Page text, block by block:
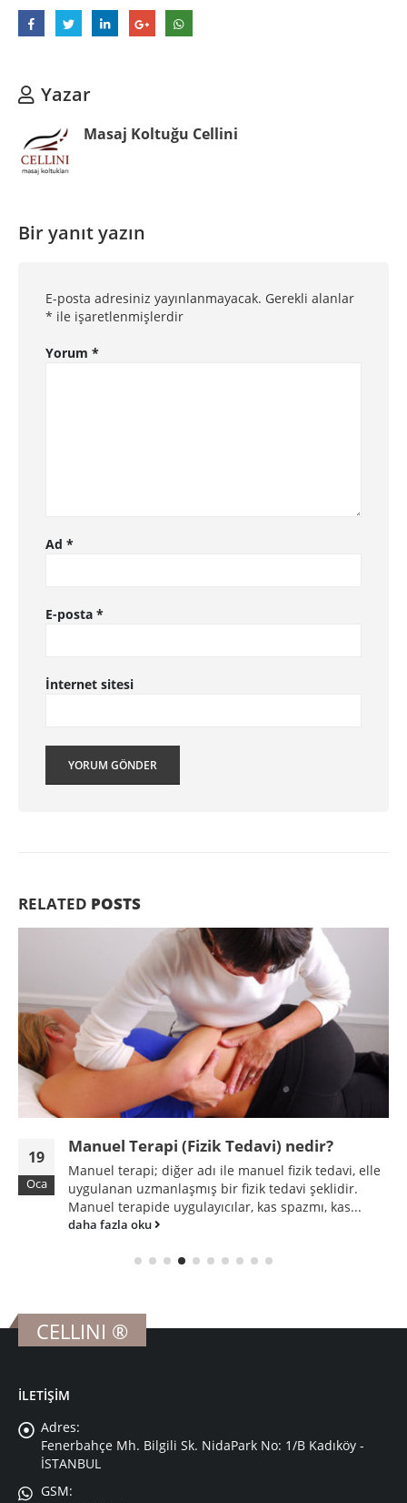
Yazar
Masaj Koltuğu Cellini
Bir yanıt yazın
E-posta adresiniz yayınlanmayacak. Gerekli alanlar
* ile işaretlenmişlerdir
Yorum *
Ad *
E-posta *
İnternet sitesi
RELATED POSTS
18
Mar
Masaj Koltuğu Teknolojisi
Masaj koltuklarında 3D 4D teknikleriyle,
vücudumuzdaki bölgesel kıvrımları algılayıp, iç
mekanizmalarda bulunan masaj tekerleklerinin
uzaklığını ve hassasiyetini ayarlayabilen
daha fazla oku
CELLINI ®
Adres:
Fenerbahçe Mh. Bilgili Sk. NidaPark No: 1/B Kadıköy -
İSTANBUL